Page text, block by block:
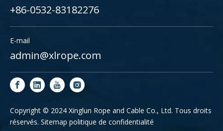
+86-0532-83182276
E-mail
admin@xlrope.com
Copyright © 2024 Xinglun Rope and Cable Co., Ltd. Tous droits
réservés. Sitemap politique de confidentialité